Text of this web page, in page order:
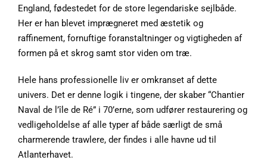
England, fødestedet for de store legendariske sejlbåde.
Her er han blevet imprægneret med æstetik og
raffinement, fornuftige foranstaltninger og vigtigheden af
formen på et skrog samt stor viden om træ.
Hele hans professionelle liv er omkranset af dette
univers. Det er denne logik i tingene, der skaber “Chantier
Naval de l’île de Ré” i 70’erne, som udfører restaurering og
vedligeholdelse af alle typer af både særligt de små
charmerende trawlere, der findes i alle havne ud til
Atlanterhavet.